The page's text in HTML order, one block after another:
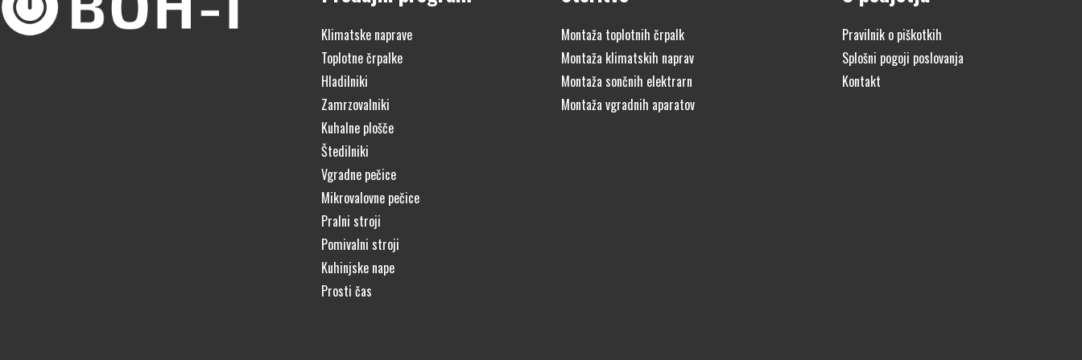
Klimatske naprave
Toplotne črpalke
Hladilniki
Zamrzovalniki
Kuhalne plošče
Štedilniki
Vgradne pečice
Mikrovalovne pečice
Pralni stroji
Pomivalni stroji
Kuhinjske nape
Prosti čas
Montaža toplotnih črpalk
Montaža klimatskih naprav
Montaža sončnih elektrarn
Montaža vgradnih aparatov
Pravilnik o piškotkih
Splošni pogoji poslovanja
Kontakt